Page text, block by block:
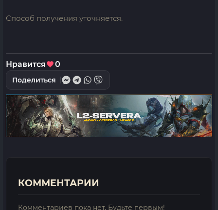
Способ получения уточняется.
Нравится 0
Поделиться
КОММЕНТАРИИ
Комментариев пока нет. Будьте первым!